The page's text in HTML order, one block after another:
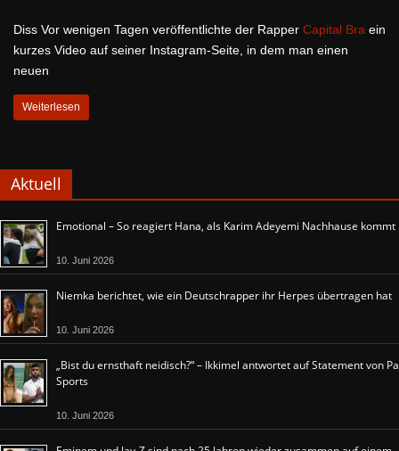
Diss Vor wenigen Tagen veröffentlichte der Rapper Capital Bra ein
kurzes Video auf seiner Instagram-Seite, in dem man einen
neuen
Weiterlesen
Aktuell
Emotional – So reagiert Hana, als Karim Adeyemi Nachhause kommt
10. Juni 2026
Niemka berichtet, wie ein Deutschrapper ihr Herpes übertragen hat
10. Juni 2026
„Bist du ernsthaft neidisch?“ – Ikkimel antwortet auf Statement von Pa
Sports
10. Juni 2026